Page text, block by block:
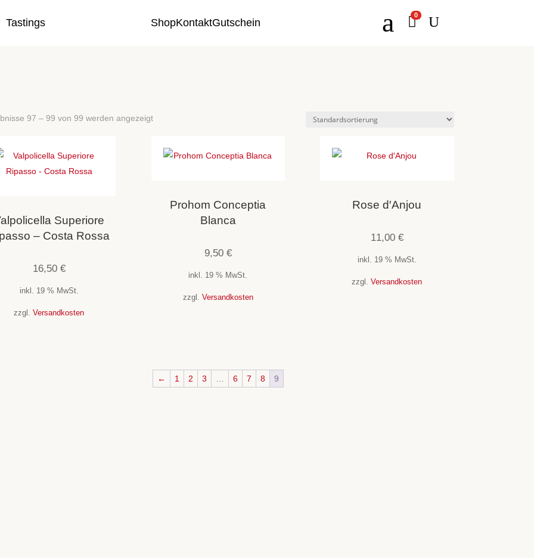
Tastings ShopKontaktGutschein a 0 U
97 – 99 von 99 werden angezeigt
Superiore
– Costa Rossa
16,50 €
inkl. 19 % MwSt.
zzgl.Versandkosten
Prohom Conceptia
Blanca
9,50 €
inkl. 19 % MwSt.
zzgl. Versandkosten
Rose d′Anjou
11,00 €
inkl. 19 % MwSt.
zzgl.Versandkosten
← 1 2 3 … 6 7 8 9